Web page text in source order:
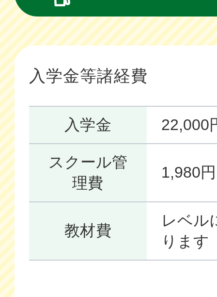
入学金等諸経費
入学金 22,000
スクール管
理費
1,980
教材費
レベル
ります